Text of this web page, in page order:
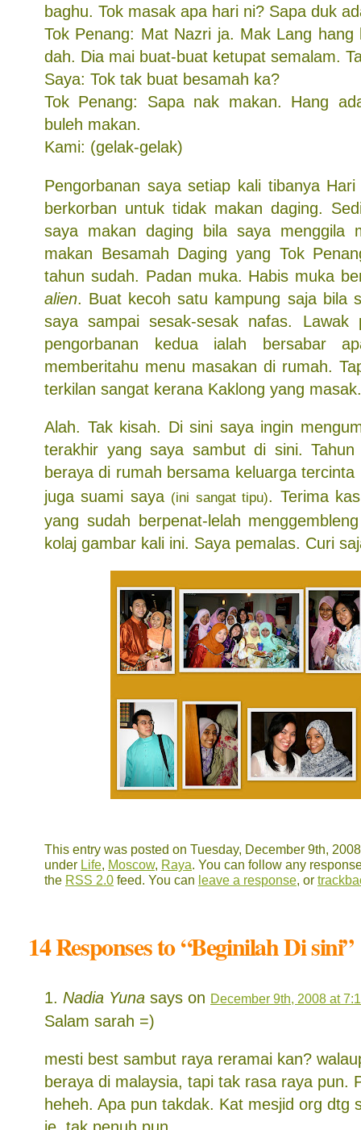
baghu. Tok masak apa hari ni? Sapa duk
Tok Penang: Mat Nazri ja. Mak Lang hang
dah. Dia mai buat-buat ketupat semalam.
Saya: Tok tak buat besamah ka?
Tok Penang: Sapa nak makan. Hang
buleh makan.
Kami: (gelak-gelak)
Pengorbanan saya setiap kali tibanya
berkorban untuk tidak makan daging.
saya makan daging bila saya menggila
makan Besamah Daging yang Tok
tahun sudah. Padan muka. Habis muka
alien. Buat kecoh satu kampung saja bila
saya sampai sesak-sesak nafas.
pengorbanan kedua ialah bersabar
memberitahu menu masakan di rumah.
terkilan sangat kerana Kaklong yang
Alah. Tak kisah. Di sini saya ingin
terakhir yang saya sambut di sini.
beraya di rumah bersama keluarga tercinta
juga suami saya (ini sangat tipu). Terima
yang sudah berpenat-lelah
kolaj gambar kali ini. Saya pemalas. Curi
This entry was posted on Tuesday, December 9th,
under Life, Moscow, Raya. You can follow any
the RSS 2.0 feed. You can leave a response, or
14 Responses to “Beginilah Di sini”
Nadia Yuna says on December 9th, 2008 at
Salam sarah =)
mesti best sambut raya reramai kan?
beraya di malaysia, tapi tak rasa raya pun.
heheh. Apa pun takdak. Kat mesjid org dtg